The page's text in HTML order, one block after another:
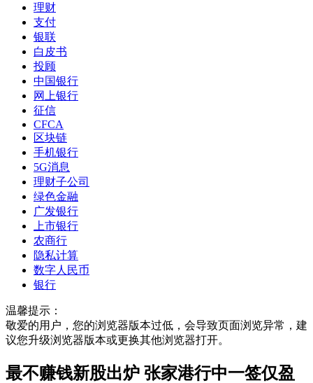
理财
支付
银联
白皮书
投顾
中国银行
网上银行
征信
CFCA
区块链
手机银行
5G消息
理财子公司
绿色金融
广发银行
上市银行
农商行
隐私计算
数字人民币
银行
温馨提示：
敬爱的用户，您的浏览器版本过低，会导致页面浏览异常，建
议您升级浏览器版本或更换其他浏览器打开。
最不赚钱新股出炉 张家港行中一签仅盈